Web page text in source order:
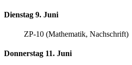
Dienstag 9. Juni
ZP-10 (Mathematik, Nachschrift)
Donnerstag 11. Juni